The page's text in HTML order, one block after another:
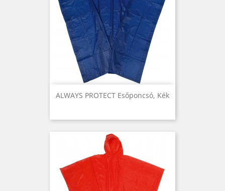
ALWAYS PROTECT Esőponcsó, Kék